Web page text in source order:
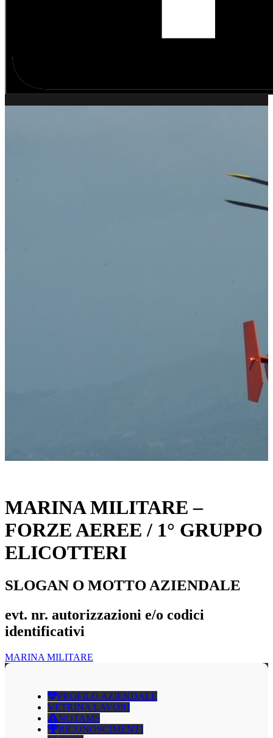
MARINA MILITARE –
FORZE AEREE / 1° GRUPPO
ELICOTTERI
SLOGAN O MOTTO AZIENDALE
evt. nr. autorizzazioni e/o codici
identificativi
MARINA MILITARE
PROFILO AZIENDALE
VETRINA LAVORI
NOTAMS
RICONOSCIMENTI